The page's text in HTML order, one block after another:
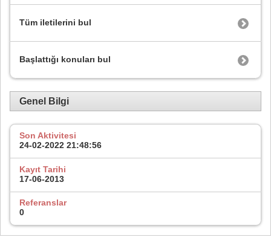
Tüm iletilerini bul
Başlattığı konuları bul
Genel Bilgi
Son Aktivitesi
24-02-2022 21:48:56
Kayıt Tarihi
17-06-2013
Referanslar
0